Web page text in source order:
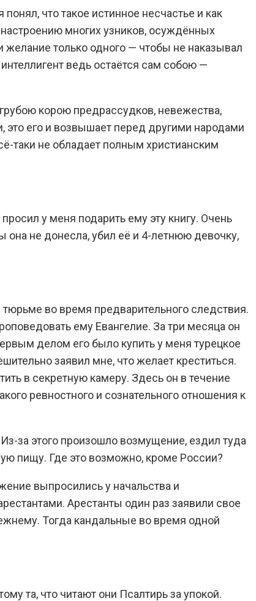
что такое истинное несчастье и как
многих узников, осуждённых
желание только одного — чтобы не наказывал
ведь остаётся сам собою —
корою предрассудков, невежества,
это его и возвышает перед другими народами
таки не обладает полным христианским
у меня подарить ему эту книгу. Очень
она не донесла, убил её и 4-летнюю девочку,
тюрьме во время предварительного следствия.
ему Евангелие. За три месяца он
делом его было купить у меня турецкое
заявил мне, что желает креститься.
в секретную камеру. Здесь он в течение
ревностного и сознательного отношения к
за этого произошло возмущение, ездил туда
пищу. Где это возможно, кроме России?
выпросились у начальства и
Арестанты один раз заявили свое
Тогда кандальные во время одной
та, что читают они Псалтирь за упокой.